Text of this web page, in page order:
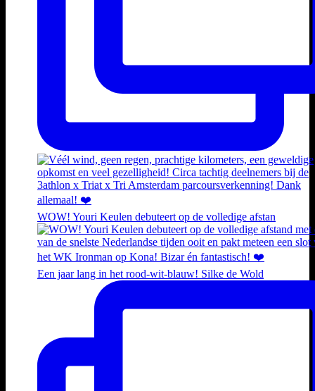
WOW! Youri Keulen debuteert op de volledige afstan
Een jaar lang in het rood-wit-blauw! Silke de Wold